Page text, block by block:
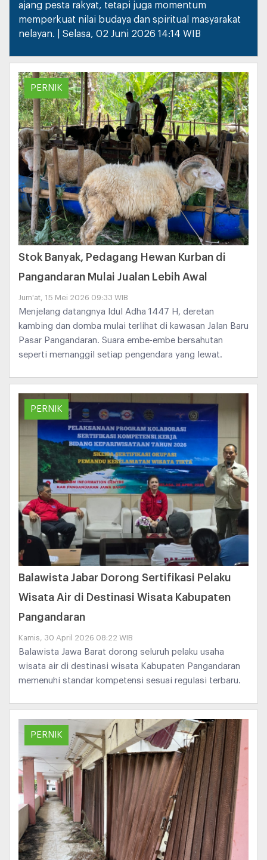
ajang pesta rakyat, tetapi juga momentum
memperkuat nilai budaya dan spiritual masyarakat
nelayan. | Selasa, 02 Juni 2026 14:14 WIB
PERNIK
Stok Banyak, Pedagang Hewan Kurban di
Pangandaran Mulai Jualan Lebih Awal
Jum'at, 15 Mei 2026 09:33 WIB
Menjelang datangnya Idul Adha 1447 H, deretan
kambing dan domba mulai terlihat di kawasan Jalan Baru
Pasar Pangandaran. Suara embe-embe bersahutan
seperti memanggil setiap pengendara yang lewat.
PERNIK
Balawista Jabar Dorong Sertifikasi Pelaku
Wisata Air di Destinasi Wisata Kabupaten
Pangandaran
Kamis, 30 April 2026 08:22 WIB
Balawista Jawa Barat dorong seluruh pelaku usaha
wisata air di destinasi wisata Kabupaten Pangandaran
memenuhi standar kompetensi sesuai regulasi terbaru.
PERNIK